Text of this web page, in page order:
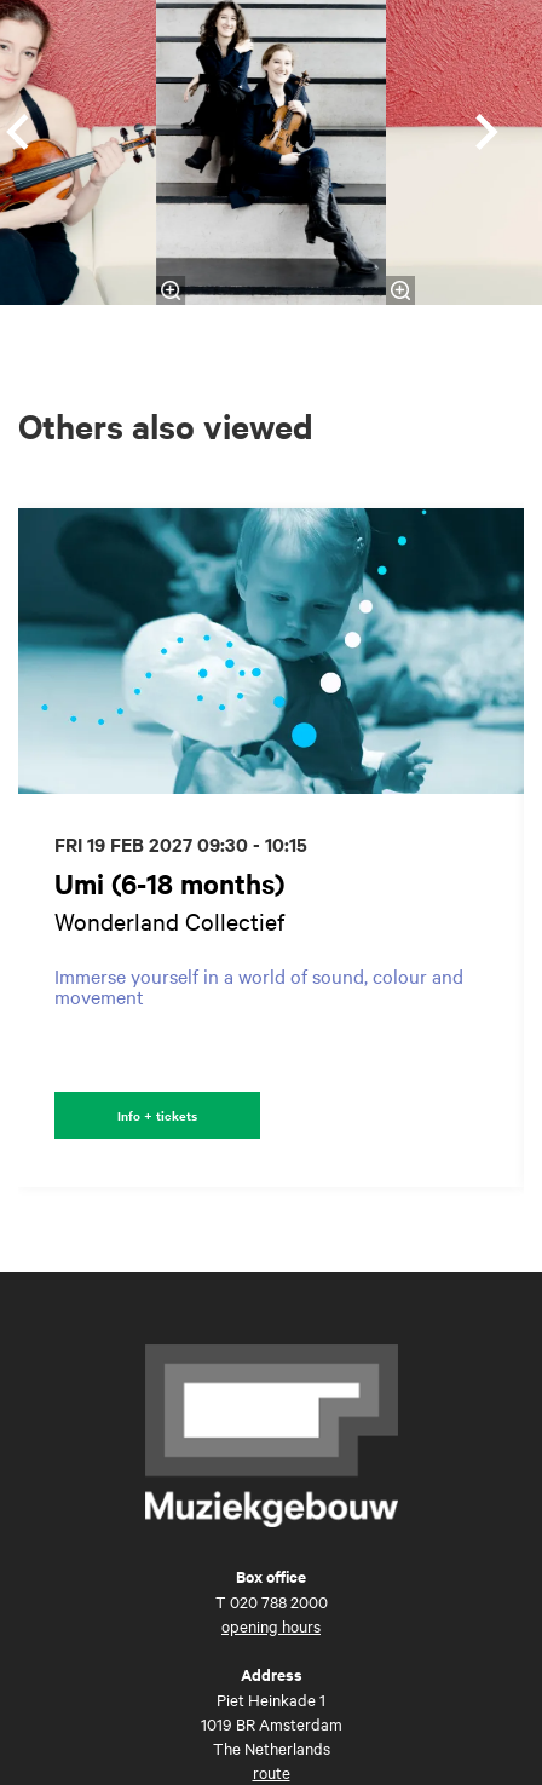
Others also viewed
Umi (6-18 months)
Wonderland Collectief
Immerse yourself in a world of sound, colour and
movement
FRI 19 FEB 202709:30 - 10:15
Info + tickets
Box office
T 020 788 2000
opening hours
Address
Piet Heinkade 1
1019 BR Amsterdam
The Netherlands
route